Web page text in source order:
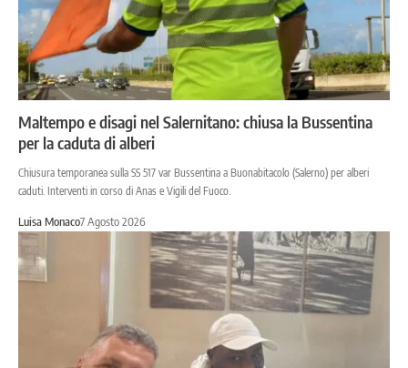
Maltempo e disagi nel Salernitano: chiusa la Bussentina
per la caduta di alberi
Chiusura temporanea sulla SS 517 var Bussentina a Buonabitacolo (Salerno) per alberi
caduti. Interventi in corso di Anas e Vigili del Fuoco.
Luisa Monaco7 Agosto 2026